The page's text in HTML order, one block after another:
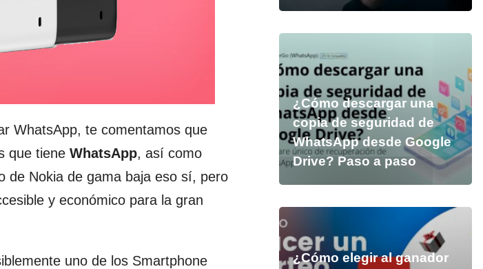
WhatsApp, te comentamos que
que tiene WhatsApp, así como
de Nokia de gama baja eso sí, pero
y económico para la gran
uno de los Smartphone
¿Cómo descargar una
copia de seguridad de
WhatsApp desde Google
Drive? Paso a paso
¿Cómo elegir al ganador